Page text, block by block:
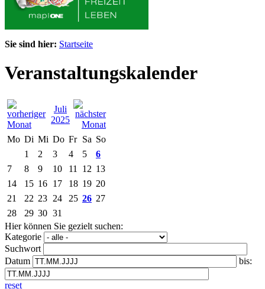
Sie sind hier: Startseite
Veranstaltungskalender
Juli
2025
Mo Di Mi Do Fr Sa So
1
2 3 4 5
6
7
8 9 10 11 12 13
14
15 16 17 18 19 20
21
22 23 24 25 26 27
28
29 30 31
Hier können Sie gezielt suchen:
Kategorie
Suchwort
Datum
bis:
reset